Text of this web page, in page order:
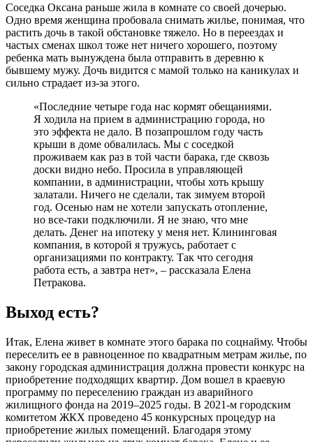
Соседка Оксана раньше жила в комнате со своей дочерью.
Одно время женщина пробовала снимать жилье, понимая, что
растить дочь в такой обстановке тяжело. Но в переездах и
частых сменах школ тоже нет ничего хорошего, поэтому
ребенка мать вынуждена была отправить в деревню к
бывшему мужу. Дочь видится с мамой только на каникулах и
сильно страдает из-за этого.
«Последние четыре года нас кормят обещаниями.
Я ходила на прием в администрацию города, но
это эффекта не дало. В позапрошлом году часть
крыши в доме обвалилась. Мы с соседкой
проживаем как раз в той части барака, где сквозь
доски видно небо. Просила в управляющей
компании, в администрации, чтобы хоть крышу
залатали. Ничего не сделали, так зимуем второй
год. Осенью нам не хотели запускать отопление,
но все-таки подключили. Я не знаю, что мне
делать. Денег на ипотеку у меня нет. Клининговая
компания, в которой я тружусь, работает с
организациями по контракту. Так что сегодня
работа есть, а завтра нет», – рассказала Елена
Петракова.
Выход есть?
Итак, Елена живет в комнате этого барака по соцнайму. Чтобы
переселить ее в равноценное по квадратным метрам жилье, по
закону городская администрация должна провести конкурс на
приобретение подходящих квартир. Дом вошел в краевую
программу по переселению граждан из аварийного
жилищного фонда на 2019–2025 годы. В 2021-м городским
комитетом ЖКХ проведено 45 конкурсных процедур на
приобретение жилых помещений. Благодаря этому